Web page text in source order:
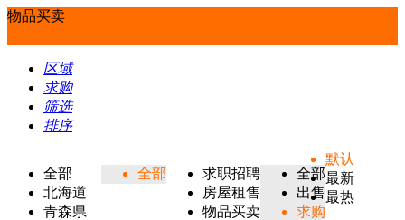
物品买卖
区域
求购
筛选
排序
全部
北海道
青森県
全部
求职招聘
房屋租售
物品买卖
全部
出售
求购
默认
最新
最热